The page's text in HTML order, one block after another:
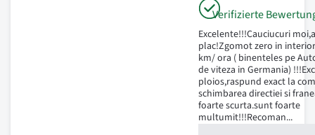
Verifizierte
Excelente!!!Cauciucuri
plac!Zgomot zero in
km/ ora ( binenteles pe
de viteza in Germania)
ploios,raspund exact la
schimbarea directiei si
foarte scurta.sunt foarte
multumit!!!Recoman...